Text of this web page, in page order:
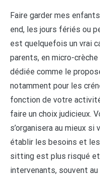
Faire garder mes
end, les jours fériés ou
est quelquefois un vrai
parents, en micro-
dédiée comme le
notamment pour les
fonction de votre
faire un choix judicieux.
s’organisera au mieux
établir les besoins et
sitting est plus risqué
intervenants, souvent